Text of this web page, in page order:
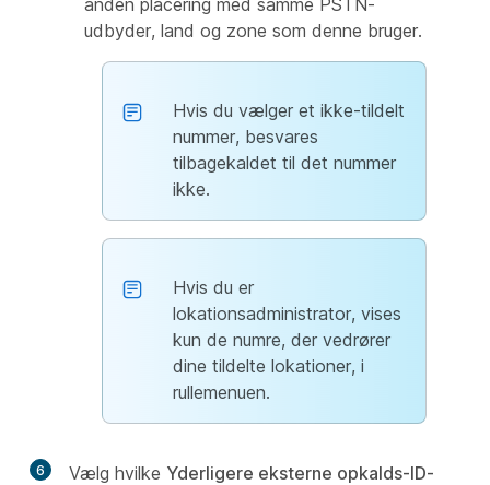
anden placering med samme PSTN-
udbyder, land og zone som denne bruger.
Hvis du vælger et ikke-tildelt
nummer, besvares
tilbagekaldet til det nummer
ikke.
Hvis du er
lokationsadministrator, vises
kun de numre, der vedrører
dine tildelte lokationer, i
rullemenuen.
6 Vælg hvilke Yderligere eksterne opkalds-ID-